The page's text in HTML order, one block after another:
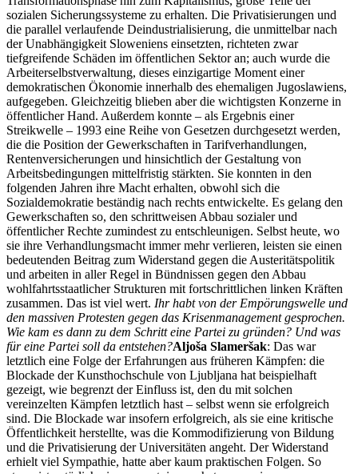
sozialen Sicherungssysteme zu erhalten. Die Privatisierungen und
die parallel verlaufende Deindustrialisierung, die unmittelbar nach
der Unabhängigkeit Sloweniens einsetzten, richteten zwar
tiefgreifende Schäden im öffentlichen Sektor an; auch wurde die
Arbeiterselbstverwaltung, dieses einzigartige Moment einer
demokratischen Ökonomie innerhalb des ehemaligen Jugoslawiens,
aufgegeben. Gleichzeitig blieben aber die wichtigsten Konzerne in
öffentlicher Hand. Außerdem konnte – als Ergebnis einer
Streikwelle – 1993 eine Reihe von Gesetzen durchgesetzt werden,
die die Position der Gewerkschaften in Tarifverhandlungen,
Rentenversicherungen und hinsichtlich der Gestaltung von
Arbeitsbedingungen mittelfristig stärkten. Sie konnten in den
folgenden Jahren ihre Macht erhalten, obwohl sich die
Sozialdemokratie beständig nach rechts entwickelte. Es gelang den
Gewerkschaften so, den schrittweisen Abbau sozialer und
öffentlicher Rechte zumindest zu entschleunigen. Selbst heute, wo
sie ihre Verhandlungsmacht immer mehr verlieren, leisten sie einen
bedeutenden Beitrag zum Widerstand gegen die Austeritätspolitik
und arbeiten in aller Regel in Bündnissen gegen den Abbau
wohlfahrtsstaatlicher Strukturen mit fortschrittlichen linken Kräften
zusammen. Das ist viel wert. Ihr habt von der Empörungswelle und
den massiven Protesten gegen das Krisenmanagement gesprochen.
Wie kam es dann zu dem Schritt eine Partei zu gründen? Und was
für eine Partei soll da entstehen?Aljoša Slameršak: Das war
letztlich eine Folge der Erfahrungen aus früheren Kämpfen: die
Blockade der Kunsthochschule von Ljubljana hat beispielhaft
gezeigt, wie begrenzt der Einfluss ist, den du mit solchen
vereinzelten Kämpfen letztlich hast – selbst wenn sie erfolgreich
sind. Die Blockade war insofern erfolgreich, als sie eine kritische
Öffentlichkeit herstellte, was die Kommodifizierung von Bildung
und die Privatisierung der Universitäten angeht. Der Widerstand
erhielt viel Sympathie, hatte aber kaum praktischen Folgen. So